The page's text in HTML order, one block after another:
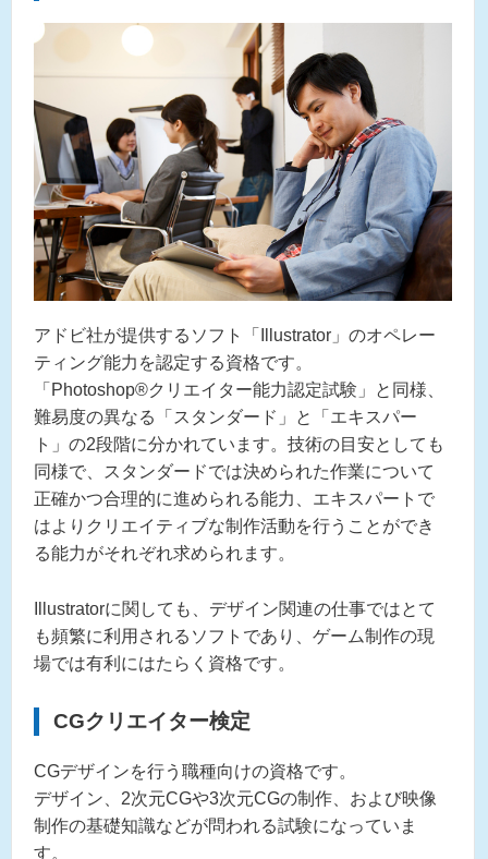
アドビ社が提供するソフト「Illustrator」のオペレー
ティング能力を認定する資格です。
「Photoshop®︎クリエイター能力認定試験」と同様、
難易度の異なる「スタンダード」と「エキスパー
ト」の2段階に分かれています。技術の目安としても
同様で、スタンダードでは決められた作業について
正確かつ合理的に進められる能力、エキスパートで
はよりクリエイティブな制作活動を行うことができ
る能力がそれぞれ求められます。
Illustratorに関しても、デザイン関連の仕事ではとて
も頻繁に利用されるソフトであり、ゲーム制作の現
場では有利にはたらく資格です。
CGクリエイター検定
CGデザインを行う職種向けの資格です。
デザイン、2次元CGや3次元CGの制作、および映像
制作の基礎知識などが問われる試験になっていま
す。